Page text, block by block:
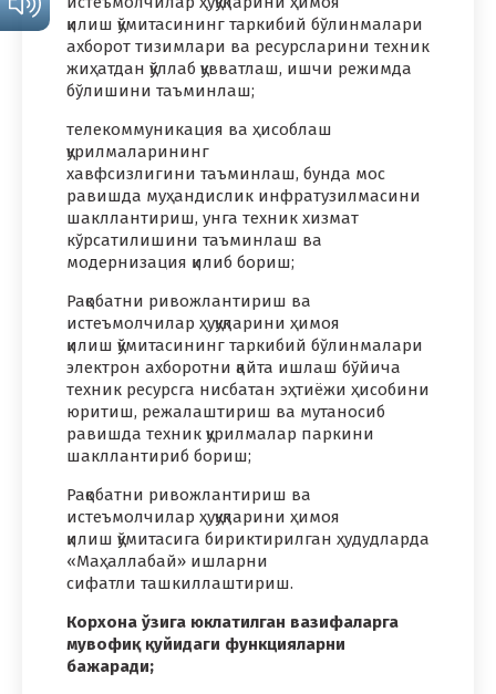
қилиш қўмитасининг таркибий бўлинмалари
ахборот тизимлари ва ресурсларини техник
жиҳатдан қўллаб қувватлаш, ишчи режимда
бўлишини таъминлаш;
телекоммуникация ва ҳисоблаш
қурилмаларининг
хавфсизлигини таъминлаш, бунда мос
равишда муҳандислик инфратузилмасини
шакллантириш, унга техник хизмат
кўрсатилишини таъминлаш ва
модернизация қилиб бориш;
Рақобатни ривожлантириш ва
истеъмолчилар ҳуқуқларини ҳимоя
қилиш қўмитасининг таркибий бўлинмалари
электрон ахборотни қайта ишлаш бўйича
техник ресурсга нисбатан эҳтиёжи ҳисобини
юритиш, режалаштириш ва мутаносиб
равишда техник қурилмалар паркини
шакллантириб бориш;
Рақобатни ривожлантириш ва
истеъмолчилар ҳуқуқларини ҳимоя
қилиш қўмитасига бириктирилган ҳудудларда
«Маҳаллабай» ишларни
сифатли ташкиллаштириш.
Корхона ўзига юклатилган вазифаларга
мувофиқ қуйидаги функцияларни
бажаради;